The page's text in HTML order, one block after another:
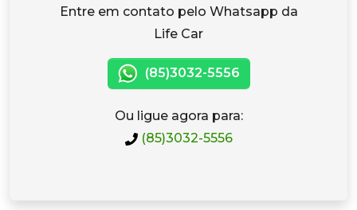
Entre em contato pelo Whatsapp da
Life Car
(85)3032-5556
Ou ligue agora para:
(85)3032-5556